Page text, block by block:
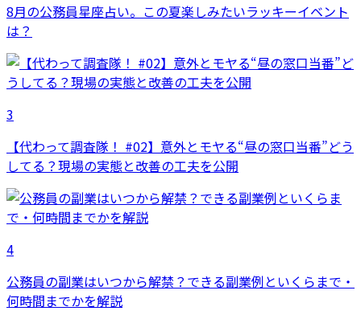
8月の公務員星座占い。この夏楽しみたいラッキーイベント
は？
3
【代わって調査隊！ #02】意外とモヤる“昼の窓口当番”どう
してる？現場の実態と改善の工夫を公開
4
公務員の副業はいつから解禁？できる副業例といくらまで・
何時間までかを解説